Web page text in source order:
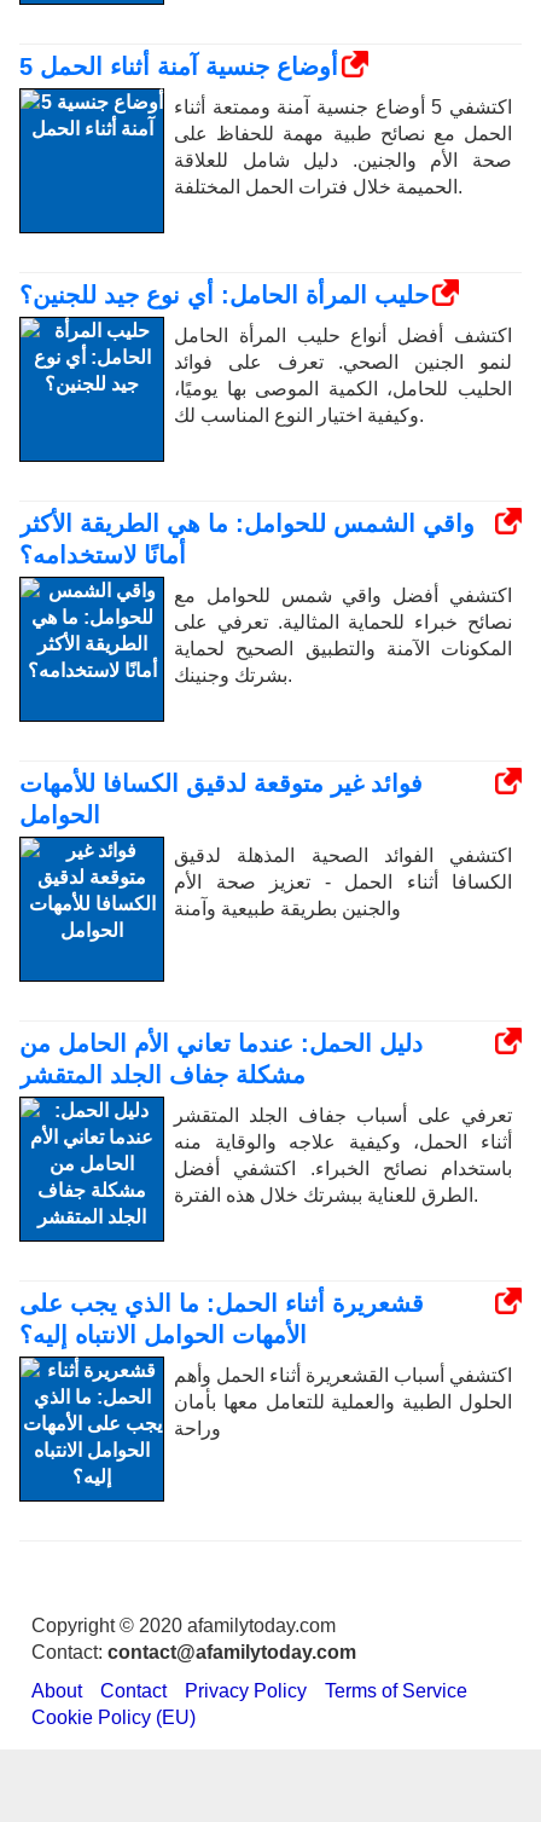
5 أوضاع جنسية آمنة أثناء الحمل
اكتشفي 5 أوضاع جنسية آمنة وممتعة أثناء
الحمل مع نصائح طبية مهمة للحفاظ على
صحة الأم والجنين. دليل شامل للعلاقة
الحميمة خلال فترات الحمل المختلفة.
حليب المرأة الحامل: أي نوع جيد للجنين؟
اكتشف أفضل أنواع حليب المرأة الحامل
لنمو الجنين الصحي. تعرف على فوائد
الحليب للحامل، الكمية الموصى بها يوميًا،
وكيفية اختيار النوع المناسب لك.
واقي الشمس للحوامل: ما هي الطريقة الأكثر
أمانًا لاستخدامه؟
اكتشفي أفضل واقي شمس للحوامل مع
نصائح خبراء للحماية المثالية. تعرفي على
المكونات الآمنة والتطبيق الصحيح لحماية
بشرتك وجنينك.
فوائد غير متوقعة لدقيق الكسافا للأمهات
الحوامل
اكتشفي الفوائد الصحية المذهلة لدقيق
الكسافا أثناء الحمل - تعزيز صحة الأم
والجنين بطريقة طبيعية وآمنة
دليل الحمل: عندما تعاني الأم الحامل من
مشكلة جفاف الجلد المتقشر
تعرفي على أسباب جفاف الجلد المتقشر
أثناء الحمل، وكيفية علاجه والوقاية منه
باستخدام نصائح الخبراء. اكتشفي أفضل
الطرق للعناية ببشرتك خلال هذه الفترة.
قشعريرة أثناء الحمل: ما الذي يجب على
الأمهات الحوامل الانتباه إليه؟
اكتشفي أسباب القشعريرة أثناء الحمل وأهم
الحلول الطبية والعملية للتعامل معها بأمان
وراحة
Copyright © 2020 afamilytoday.com
Contact: contact@afamilytoday.com
About
Contact Privacy Policy
Terms of Service
Cookie Policy (EU)